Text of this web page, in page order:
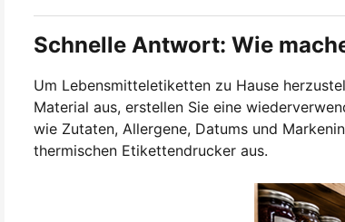
Schnelle Antwort: Wie
Um Lebensmitteletiketten zu Hause
Material aus, erstellen Sie eine
wie Zutaten, Allergene, Datums und
thermischen Etikettendrucker aus.